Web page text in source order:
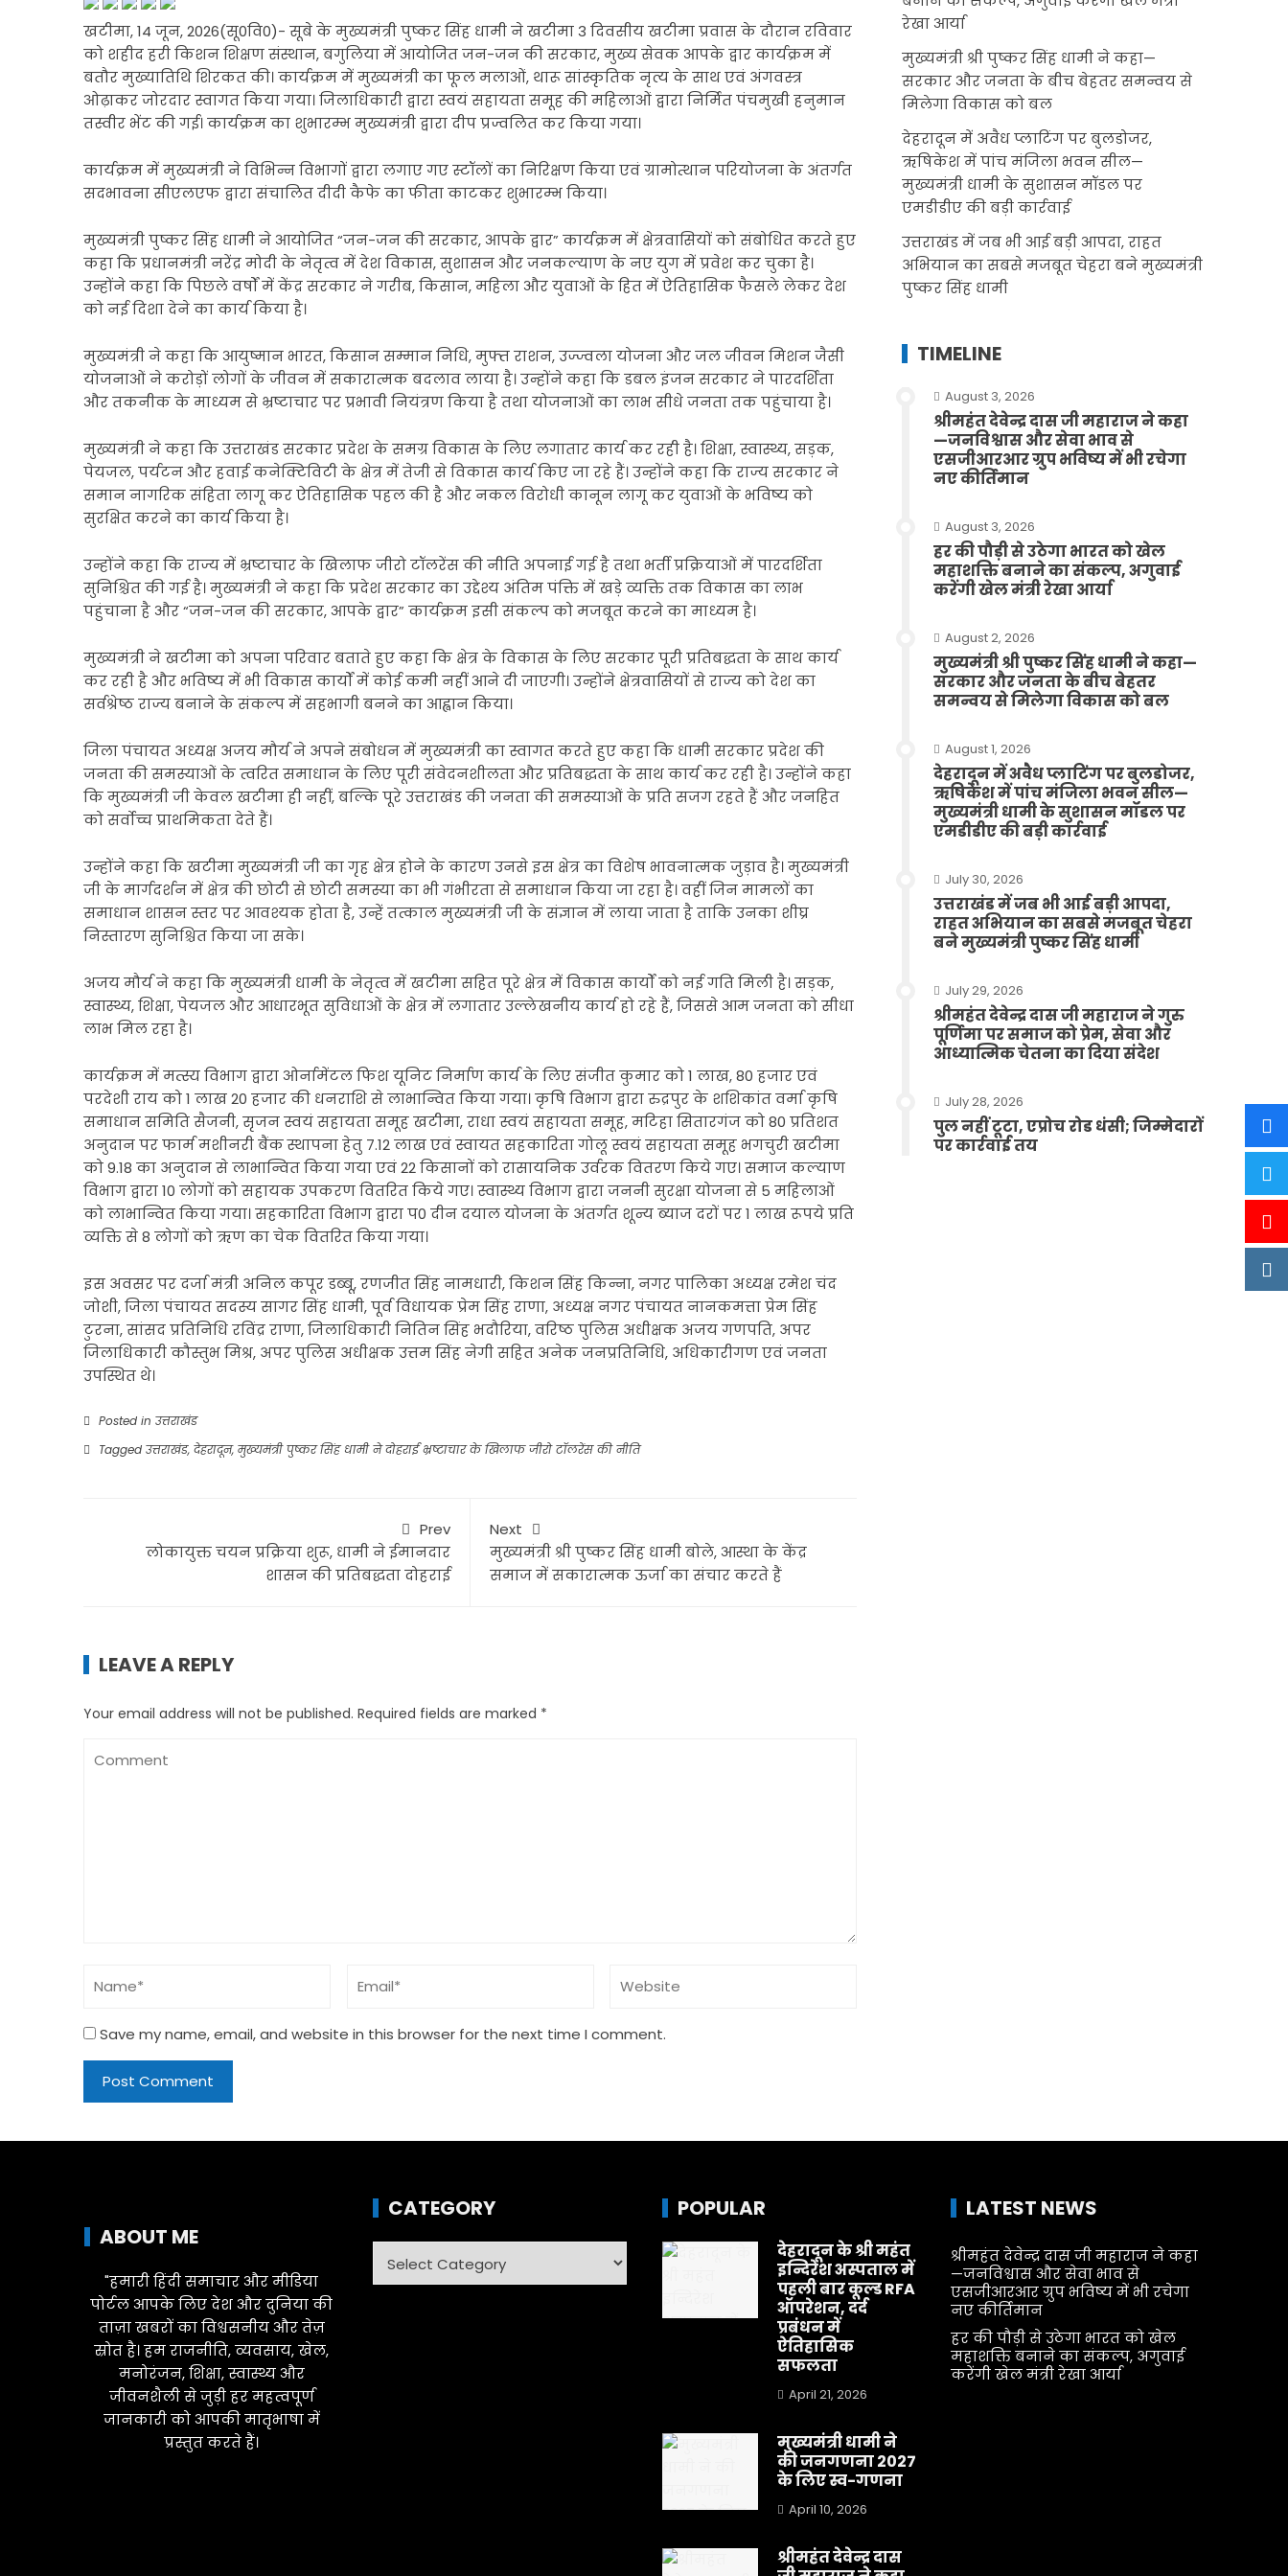
खटीमा, 14 जून, 2026(सू0वि0)- सूबे के मुख्यमंत्री पुष्कर सिंह धामी ने खटीमा 3 दिवसीय खटीमा प्रवास के दौरान रविवार
को शहीद हरी किशन शिक्षण संस्थान, बगुलिया में आयोजित जन-जन की सरकार, मुख्य सेवक आपके द्वार कार्यक्रम में
बतौर मुख्यातिथि शिरकत की। कार्यक्रम में मुख्यमंत्री का फूल मलाओं, थारू सांस्कृतिक नृत्य के साथ एवं अंगवस्त्र
ओढ़ाकर जोरदार स्वागत किया गया। जिलाधिकारी द्वारा स्वयं सहायता समूह की महिलाओं द्वारा निर्मित पंचमुखी हनुमान
तस्वीर भेंट की गई। कार्यक्रम का शुभारम्भ मुख्यमंत्री द्वारा दीप प्रज्वलित कर किया गया।
कार्यक्रम में मुख्यमंत्री ने विभिन्न विभागों द्वारा लगाए गए स्टॉलों का निरिक्षण किया एवं ग्रामोत्थान परियोजना के अंतर्गत
सदभावना सीएलएफ द्वारा संचालित दीदी कैफे का फीता काटकर शुभारम्भ किया।
मुख्यमंत्री पुष्कर सिंह धामी ने आयोजित “जन-जन की सरकार, आपके द्वार” कार्यक्रम में क्षेत्रवासियों को संबोधित करते हुए
कहा कि प्रधानमंत्री नरेंद्र मोदी के नेतृत्व में देश विकास, सुशासन और जनकल्याण के नए युग में प्रवेश कर चुका है।
उन्होंने कहा कि पिछले वर्षों में केंद्र सरकार ने गरीब, किसान, महिला और युवाओं के हित में ऐतिहासिक फैसले लेकर देश
को नई दिशा देने का कार्य किया है।
मुख्यमंत्री ने कहा कि आयुष्मान भारत, किसान सम्मान निधि, मुफ्त राशन, उज्ज्वला योजना और जल जीवन मिशन जैसी
योजनाओं ने करोड़ों लोगों के जीवन में सकारात्मक बदलाव लाया है। उन्होंने कहा कि डबल इंजन सरकार ने पारदर्शिता
और तकनीक के माध्यम से भ्रष्टाचार पर प्रभावी नियंत्रण किया है तथा योजनाओं का लाभ सीधे जनता तक पहुंचाया है।
मुख्यमंत्री ने कहा कि उत्तराखंड सरकार प्रदेश के समग्र विकास के लिए लगातार कार्य कर रही है। शिक्षा, स्वास्थ्य, सड़क,
पेयजल, पर्यटन और हवाई कनेक्टिविटी के क्षेत्र में तेजी से विकास कार्य किए जा रहे हैं। उन्होंने कहा कि राज्य सरकार ने
समान नागरिक संहिता लागू कर ऐतिहासिक पहल की है और नकल विरोधी कानून लागू कर युवाओं के भविष्य को
सुरक्षित करने का कार्य किया है।
उन्होंने कहा कि राज्य में भ्रष्टाचार के खिलाफ जीरो टॉलरेंस की नीति अपनाई गई है तथा भर्ती प्रक्रियाओं में पारदर्शिता
सुनिश्चित की गई है। मुख्यमंत्री ने कहा कि प्रदेश सरकार का उद्देश्य अंतिम पंक्ति में खड़े व्यक्ति तक विकास का लाभ
पहुंचाना है और “जन-जन की सरकार, आपके द्वार” कार्यक्रम इसी संकल्प को मजबूत करने का माध्यम है।
मुख्यमंत्री ने खटीमा को अपना परिवार बताते हुए कहा कि क्षेत्र के विकास के लिए सरकार पूरी प्रतिबद्धता के साथ कार्य
कर रही है और भविष्य में भी विकास कार्यों में कोई कमी नहीं आने दी जाएगी। उन्होंने क्षेत्रवासियों से राज्य को देश का
सर्वश्रेष्ठ राज्य बनाने के संकल्प में सहभागी बनने का आह्वान किया।
जिला पंचायत अध्यक्ष अजय मौर्य ने अपने संबोधन में मुख्यमंत्री का स्वागत करते हुए कहा कि धामी सरकार प्रदेश की
जनता की समस्याओं के त्वरित समाधान के लिए पूरी संवेदनशीलता और प्रतिबद्धता के साथ कार्य कर रही है। उन्होंने कहा
कि मुख्यमंत्री जी केवल खटीमा ही नहीं, बल्कि पूरे उत्तराखंड की जनता की समस्याओं के प्रति सजग रहते हैं और जनहित
को सर्वोच्च प्राथमिकता देते हैं।
उन्होंने कहा कि खटीमा मुख्यमंत्री जी का गृह क्षेत्र होने के कारण उनसे इस क्षेत्र का विशेष भावनात्मक जुड़ाव है। मुख्यमंत्री
जी के मार्गदर्शन में क्षेत्र की छोटी से छोटी समस्या का भी गंभीरता से समाधान किया जा रहा है। वहीं जिन मामलों का
समाधान शासन स्तर पर आवश्यक होता है, उन्हें तत्काल मुख्यमंत्री जी के संज्ञान में लाया जाता है ताकि उनका शीघ्र
निस्तारण सुनिश्चित किया जा सके।
अजय मौर्य ने कहा कि मुख्यमंत्री धामी के नेतृत्व में खटीमा सहित पूरे क्षेत्र में विकास कार्यों को नई गति मिली है। सड़क,
स्वास्थ्य, शिक्षा, पेयजल और आधारभूत सुविधाओं के क्षेत्र में लगातार उल्लेखनीय कार्य हो रहे हैं, जिससे आम जनता को सीधा
लाभ मिल रहा है।
कार्यक्रम में मत्स्य विभाग द्वारा ओर्नामेंटल फिश यूनिट निर्माण कार्य के लिए संजीत कुमार को 1 लाख, 80 हजार एवं
परदेशी राय को 1 लाख 20 हजार की धनराशि से लाभान्वित किया गया। कृषि विभाग द्वारा रुद्रपुर के शशिकांत वर्मा कृषि
समाधान समिति सैजनी, सृजन स्वयं सहायता समूह खटीमा, राधा स्वयं सहायता समूह, मटिहा सितारगंज को 80 प्रतिशत
अनुदान पर फार्म मशीनरी बैंक स्थापना हेतु 7.12 लाख एवं स्वायत सहकारिता गोलू स्वयं सहायता समूह भगचुरी खटीमा
को 9.18 का अनुदान से लाभान्वित किया गया एवं 22 किसानों को रासायनिक उर्वरक वितरण किये गए। समाज कल्याण
विभाग द्वारा 10 लोगों को सहायक उपकरण वितरित किये गए। स्वास्थ्य विभाग द्वारा जननी सुरक्षा योजना से 5 महिलाओं
को लाभान्वित किया गया। सहकारिता विभाग द्वारा प0 दीन दयाल योजना के अंतर्गत शून्य ब्याज दरों पर 1 लाख रूपये प्रति
व्यक्ति से 8 लोगों को ऋण का चेक वितरित किया गया।
इस अवसर पर दर्जा मंत्री अनिल कपूर डब्बू, रणजीत सिंह नामधारी, किशन सिंह किन्ना, नगर पालिका अध्यक्ष रमेश चंद
जोशी, जिला पंचायत सदस्य सागर सिंह धामी, पूर्व विधायक प्रेम सिंह राणा, अध्यक्ष नगर पंचायत नानकमत्ता प्रेम सिंह
टुरना, सांसद प्रतिनिधि रविंद्र राणा, जिलाधिकारी नितिन सिंह भदौरिया, वरिष्ठ पुलिस अधीक्षक अजय गणपति, अपर
जिलाधिकारी कौस्तुभ मिश्र, अपर पुलिस अधीक्षक उत्तम सिंह नेगी सहित अनेक जनप्रतिनिधि, अधिकारीगण एवं जनता
उपस्थित थे।
Posted in उत्तराखंड
Tagged उत्तराखंड, देहरादून, मुख्यमंत्री पुष्कर सिंह धामी ने दोहराई भ्रष्टाचार के खिलाफ जीरो टॉलरेंस की नीति
Prev
लोकायुक्त चयन प्रक्रिया शुरू, धामी ने ईमानदार
शासन की प्रतिबद्धता दोहराई
Next
मुख्यमंत्री श्री पुष्कर सिंह धामी बोले, आस्था के केंद्र
समाज में सकारात्मक ऊर्जा का संचार करते हैं
LEAVE A REPLY
Your email address will not be published. Required fields are marked *
Save my name, email, and website in this browser for the next time I comment.
रेखा आर्या
मुख्यमंत्री श्री पुष्कर सिंह धामी ने कहा—
सरकार और जनता के बीच बेहतर समन्वय से
मिलेगा विकास को बल
देहरादून में अवैध प्लाटिंग पर बुलडोजर,
ऋषिकेश में पांच मंजिला भवन सील—
मुख्यमंत्री धामी के सुशासन मॉडल पर
एमडीडीए की बड़ी कार्रवाई
उत्तराखंड में जब भी आई बड़ी आपदा, राहत
अभियान का सबसे मजबूत चेहरा बने मुख्यमंत्री
पुष्कर सिंह धामी
TIMELINE
August 3, 2026
श्रीमहंत देवेन्द्र दास जी महाराज ने कहा
—जनविश्वास और सेवा भाव से
एसजीआरआर ग्रुप भविष्य में भी रचेगा
नए कीर्तिमान
August 3, 2026
हर की पौड़ी से उठेगा भारत को खेल
महाशक्ति बनाने का संकल्प, अगुवाई
करेंगी खेल मंत्री रेखा आर्या
August 2, 2026
मुख्यमंत्री श्री पुष्कर सिंह धामी ने कहा—
सरकार और जनता के बीच बेहतर
समन्वय से मिलेगा विकास को बल
August 1, 2026
देहरादून में अवैध प्लाटिंग पर बुलडोजर,
ऋषिकेश में पांच मंजिला भवन सील—
मुख्यमंत्री धामी के सुशासन मॉडल पर
एमडीडीए की बड़ी कार्रवाई
July 30, 2026
उत्तराखंड में जब भी आई बड़ी आपदा,
राहत अभियान का सबसे मजबूत चेहरा
बने मुख्यमंत्री पुष्कर सिंह धामी
July 29, 2026
श्रीमहंत देवेन्द्र दास जी महाराज ने गुरु
पूर्णिमा पर समाज को प्रेम, सेवा और
आध्यात्मिक चेतना का दिया संदेश
July 28, 2026
पुल नहीं टूटा, एप्रोच रोड धंसी; जिम्मेदारों
पर कार्रवाई तय
ABOUT ME
"हमारी हिंदी समाचार और मीडिया
पोर्टल आपके लिए देश और दुनिया की
ताज़ा खबरों का विश्वसनीय और तेज़
स्रोत है। हम राजनीति, व्यवसाय, खेल,
मनोरंजन, शिक्षा, स्वास्थ्य और
जीवनशैली से जुड़ी हर महत्वपूर्ण
जानकारी को आपकी मातृभाषा में
प्रस्तुत करते हैं।
CATEGORY POPULAR
देहरादून के श्री महंत
इन्दिरेश अस्पताल में
पहली बार कूल्ड RFA
ऑपरेशन, दर्द
प्रबंधन में
ऐतिहासिक
सफलता
April 21, 2026
मुख्यमंत्री धामी ने
की जनगणना 2027
के लिए स्व-गणना
April 10, 2026
श्रीमहंत देवेन्द्र दास
LATEST NEWS
श्रीमहंत देवेन्द्र दास जी महाराज ने कहा
—जनविश्वास और सेवा भाव से
एसजीआरआर ग्रुप भविष्य में भी रचेगा
नए कीर्तिमान
हर की पौड़ी से उठेगा भारत को खेल
महाशक्ति बनाने का संकल्प, अगुवाई
करेंगी खेल मंत्री रेखा आर्या